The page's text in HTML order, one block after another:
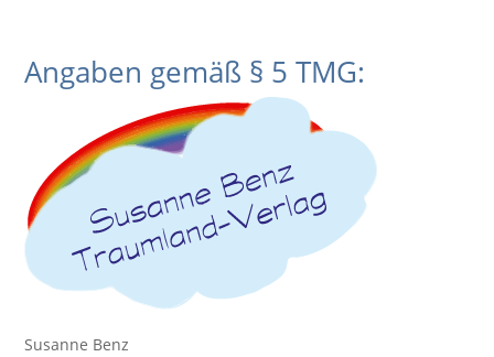
Angaben gemäß § 5 TMG:
Susanne Benz